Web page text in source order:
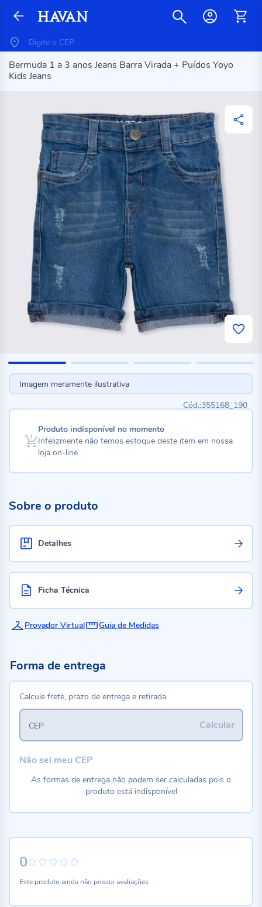
Bermuda 1 a 3 anos Jeans Barra Virada + Puídos Yoyo
Kids Jeans
Imagem meramente ilustrativa
355168_190
Produto indisponível no momento
Infelizmente não temos estoque deste item em nossa
loja on-line
Sobre o produto
Detalhes
Ficha Técnica
Provador Virtual Guia de Medidas
0
Este produto ainda não possui avaliações
Forma de entrega
Calcule frete, prazo de entrega e retirada
Calcular
CEP
Não sei meu CEP
As formas de entrega não podem ser calculadas pois o
produto está indisponível